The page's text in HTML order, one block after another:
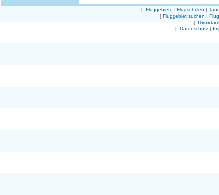
[ Fluggebiete | Flugschulen |
[ Fluggebiet suchen |
[
[ Datenschutz |